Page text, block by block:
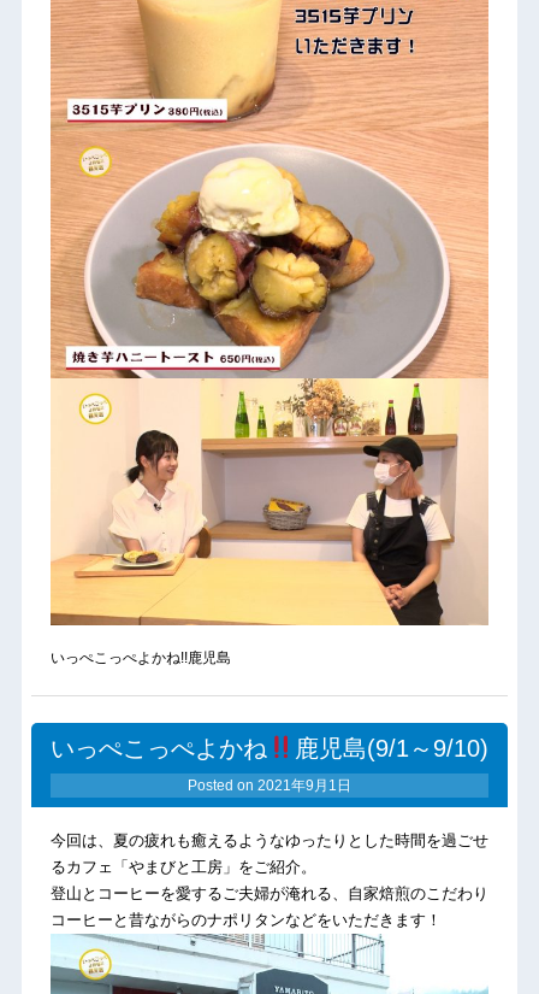
いっぺこっぺよかね!!鹿児島
いっぺこっぺよかね 鹿児島(9/1～9/10)
Posted on 2021年9月1日
今回は、夏の疲れも癒えるようなゆったりとした時間を過ごせ
るカフェ「やまびと工房」をご紹介。
登山とコーヒーを愛するご夫婦が淹れる、自家焙煎のこだわり
コーヒーと昔ながらのナポリタンなどをいただきます！